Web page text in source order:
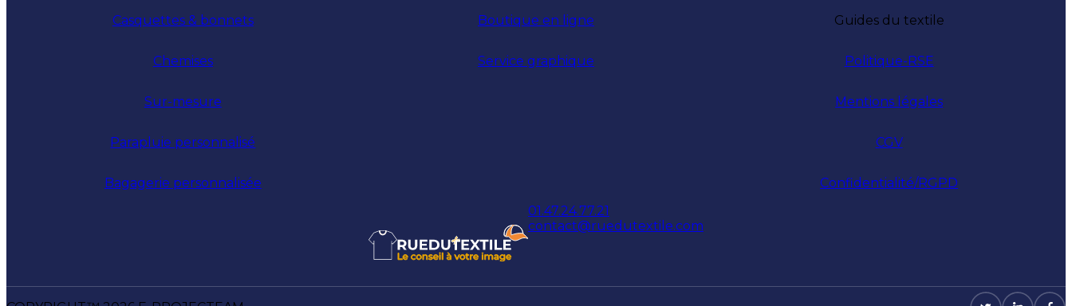
Casquettes & bonnets
Chemises
Sur-mesure
Parapluie personnalisé
Bagagerie personnalisée
Boutique en ligne
Service graphique
Guides du textile
Politique-RSE
Mentions légales
CGV
Confidentialité/RGPD
01.47.24.77.21
contact@ruedutextile.com